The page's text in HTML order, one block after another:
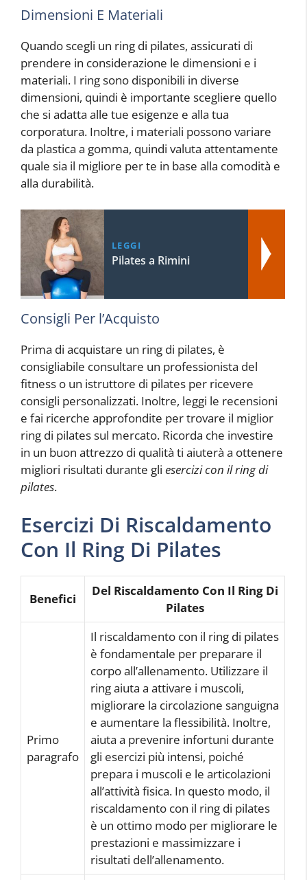
Dimensioni E Materiali
Quando scegli un ring di pilates, assicurati di
prendere in considerazione le dimensioni e i
materiali. I ring sono disponibili in diverse
dimensioni, quindi è importante scegliere quello
che si adatta alle tue esigenze e alla tua
corporatura. Inoltre, i materiali possono variare
da plastica a gomma, quindi valuta attentamente
quale sia il migliore per te in base alla comodità e
alla durabilità.
LEGGI
Pilates a Rimini
Consigli Per l’Acquisto
Prima di acquistare un ring di pilates, è
consigliabile consultare un professionista del
fitness o un istruttore di pilates per ricevere
consigli personalizzati. Inoltre, leggi le recensioni
e fai ricerche approfondite per trovare il miglior
ring di pilates sul mercato. Ricorda che investire
in un buon attrezzo di qualità ti aiuterà a ottenere
migliori risultati durante gli esercizi con il ring di
pilates.
Esercizi Di Riscaldamento
Con Il Ring Di Pilates
Benefici
Del Riscaldamento Con Il Ring Di
Pilates
Primo
paragrafo
Il riscaldamento con il ring di pilates
è fondamentale per preparare il
corpo all’allenamento. Utilizzare il
ring aiuta a attivare i muscoli,
migliorare la circolazione sanguigna
e aumentare la flessibilità. Inoltre,
aiuta a prevenire infortuni durante
gli esercizi più intensi, poiché
prepara i muscoli e le articolazioni
all’attività fisica. In questo modo, il
riscaldamento con il ring di pilates
è un ottimo modo per migliorare le
prestazioni e massimizzare i
risultati dell’allenamento.